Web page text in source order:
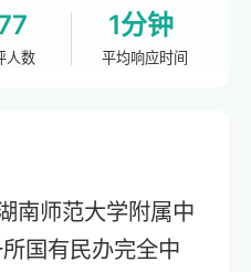
人数
1分钟
平均响应时间
南师范大学附属中
国有民办完全中